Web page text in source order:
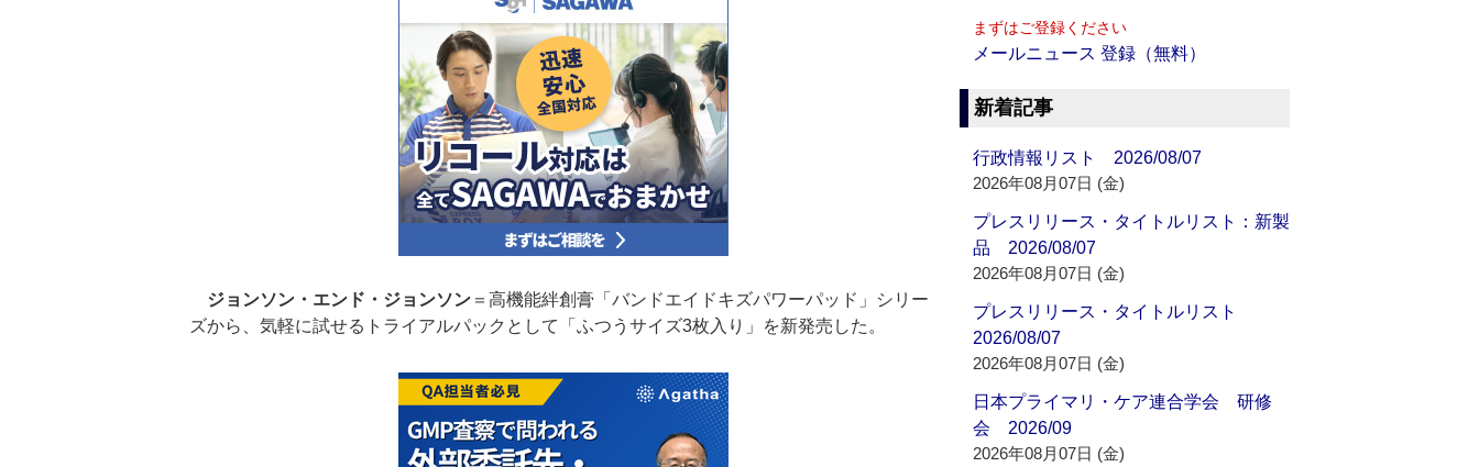
ジョンソン・エンド・ジョンソン ＝高機能絆創膏「バンドエイドキズパワーパッド」シリー
ズから、気軽に試せるトライアルパックとして「ふつうサイズ3枚入り」を新発売した。
まずはご登録ください
メールニュース 登録（無料）
新着記事
行政情報リスト 2026/08/07
2026年08月07日 (金)
プレスリリース・タイトルリスト：新製
品 2026/08/07
2026年08月07日 (金)
プレスリリース・タイトルリスト
2026/08/07
2026年08月07日 (金)
日本プライマリ・ケア連合学会 研修
会 2026/09
2026年08月07日 (金)